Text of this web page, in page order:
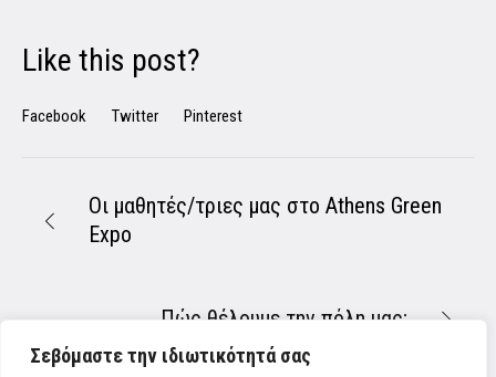
Σεβόμαστε την ιδιωτικότητά σας
Like this post?
Facebook Twitter Pinterest
Οι μαθητές/τριες μας στο Athens Green
Expo
Πώς θέλουμε την πόλη μας;